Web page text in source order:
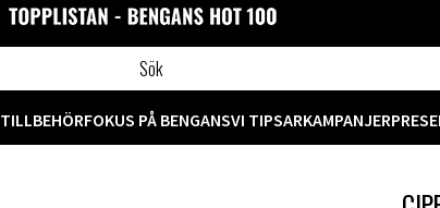
TILLBEHÖRFOKUS PÅ BENGANSVI TIPSARKAMPANJER